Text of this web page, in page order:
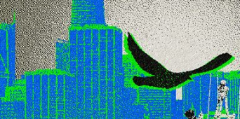
Tiếng Việt English